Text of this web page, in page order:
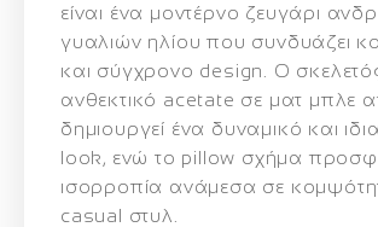
είναι ένα μοντέρνο ζευγάρι
γυαλιών ηλίου που συνδυάζει
και σύγχρονο design. Ο
ανθεκτικό acetate σε ματ μπλε
δημιουργεί ένα δυναμικό και
look, ενώ το pillow σχήμα
ισορροπία ανάμεσα σε
casual στυλ.